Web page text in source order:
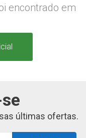
encontrado em
últimas ofertas.